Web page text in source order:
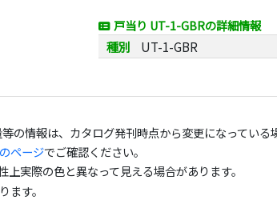
戸当り UT-1-GBRの詳細情報
種別 UT-1-GBR
の情報は、カタログ発刊時点から変更になってい
ページでご確認ください。
実際の色と異なって見える場合があります。
す。